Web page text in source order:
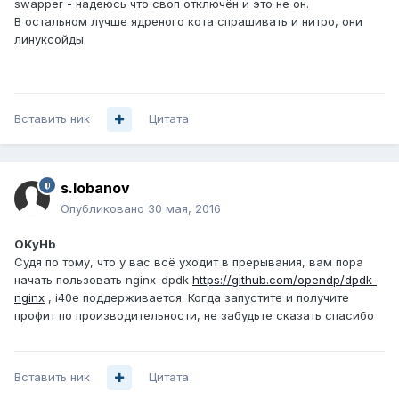
swapper - надеюсь что своп отключён и это не он.
В остальном лучше ядреного кота спрашивать и нитро, они
линуксойды.
Вставить ник Цитата
s.lobanov
Опубликовано 30 мая, 2016
OKyHb
Судя по тому, что у вас всё уходит в прерывания, вам пора
начать пользовать nginx-dpdk https://github.com/opendp/dpdk-
nginx , i40e поддерживается. Когда запустите и получите
профит по производительности, не забудьте сказать спасибо
Вставить ник Цитата